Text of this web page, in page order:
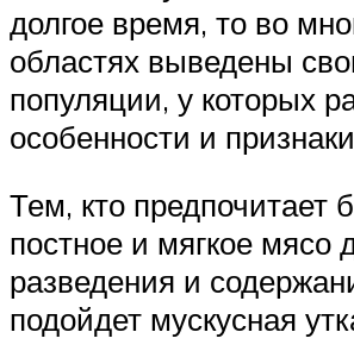
долгое время, то во
областях выведены
популяции, у которых
особенности и
Тем, кто предпочитает
постное и мягкое мясо
разведения и
подойдет мускусная